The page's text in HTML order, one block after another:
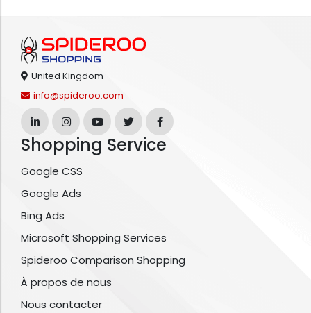
United Kingdom
info@spideroo.com
Shopping Service
Google CSS
Google Ads
Bing Ads
Microsoft Shopping Services
Spideroo Comparison Shopping
À propos de nous
Nous contacter